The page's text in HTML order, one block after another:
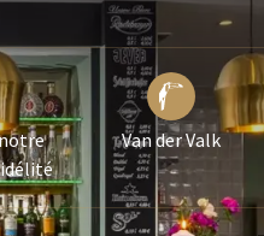
Van der Valk